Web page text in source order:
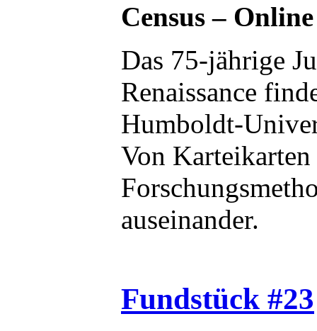
Census –
Das 75-jährige
Renaissance
Humboldt-
Von
auseinander.
Fundstück #23